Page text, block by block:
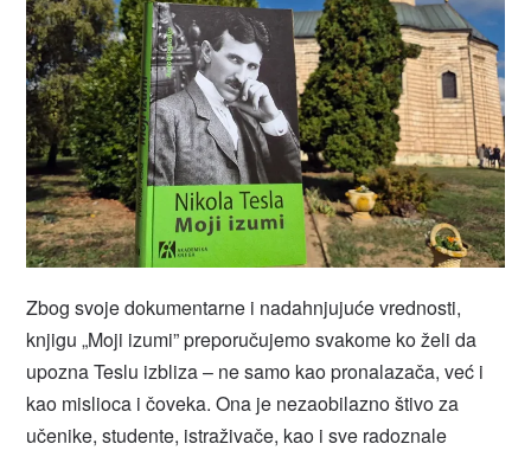
Zbog svoje dokumentarne i nadahnjujuće vrednosti,
knjigu „Moji izumi” preporučujemo svakome ko želi da
upozna Teslu izbliza – ne samo kao pronalazača, već i
kao mislioca i čoveka. Ona je nezaobilazno štivo za
učenike, studente, istraživače, kao i sve radoznale